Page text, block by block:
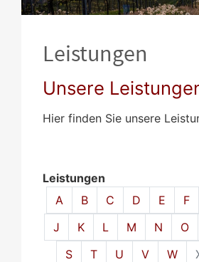
Leistungen
Unsere
Hier finden Sie unsere
Leistungen
Alphabetisches Register
A B C D E F
J
K L M N O
S
T U V W